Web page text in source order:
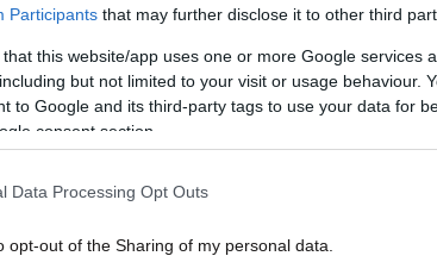
Participants that may further disclose it to other third
that this website/app uses one or more Google services
but not limited to your visit or usage behaviour.
to Google and its third-party tags to use your data for
consent section.
Data Processing Opt Outs
opt-out of the Sharing of my personal data.